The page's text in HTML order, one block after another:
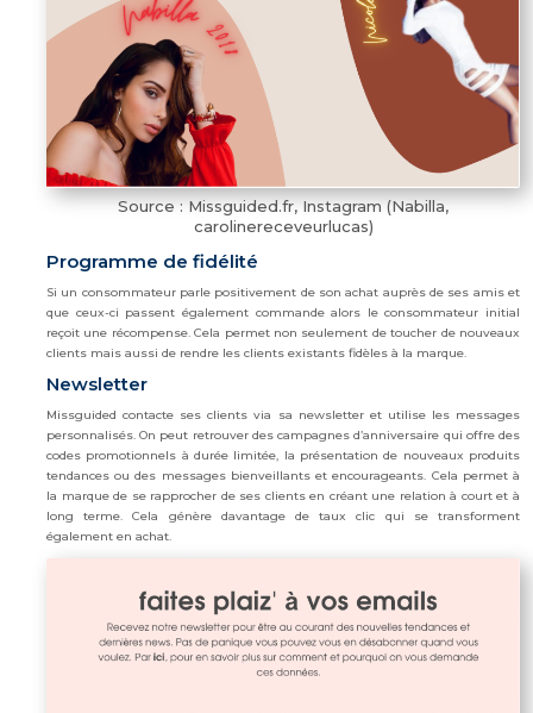
Source : Missguided.fr, Instagram (Nabilla,
carolinereceveurlucas)
Programme de fidélité
Si un consommateur parle positivement de son achat auprès de ses amis et
que ceux-ci passent également commande alors le consommateur initial
reçoit une récompense. Cela permet non seulement de toucher de nouveaux
clients mais aussi de rendre les clients existants fidèles à la marque.
Newsletter
Missguided contacte ses clients via sa newsletter et utilise les messages
personnalisés. On peut retrouver des campagnes d’anniversaire qui offre des
codes promotionnels à durée limitée, la présentation de nouveaux produits
tendances ou des messages bienveillants et encourageants. Cela permet à
la marque de se rapprocher de ses clients en créant une relation à court et à
long terme. Cela génère davantage de taux clic qui se transforment
également en achat.